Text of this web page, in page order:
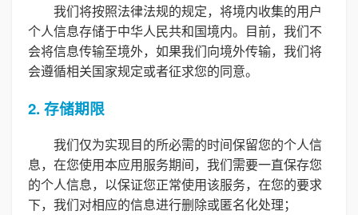
我们将按照法律法规的规定，将境内收集的用户
个人信息存储于中华人民共和国境内。目前，我们不
会将信息传输至境外，如果我们向境外传输，我们将
会遵循相关国家规定或者征求您的同意。
2. 存储期限
我们仅为实现目的所必需的时间保留您的个人信
息，在您使用本应用服务期间，我们需要一直保存您
的个人信息，以保证您正常使用该服务，在您的要求
下，我们对相应的信息进行删除或匿名化处理；